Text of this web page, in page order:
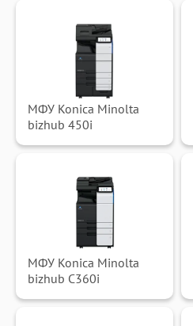
МФУ Konica Minolta
bizhub 450i
МФУ Konica Minolta
bizhub C360i